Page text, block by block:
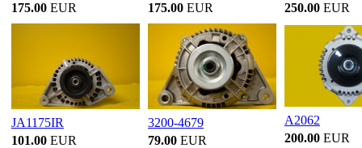
175.00 EUR
175.00 EUR
250.00 EUR
JA1175IR
101.00 EUR
3200-4679
79.00 EUR
A2062
200.00 EUR